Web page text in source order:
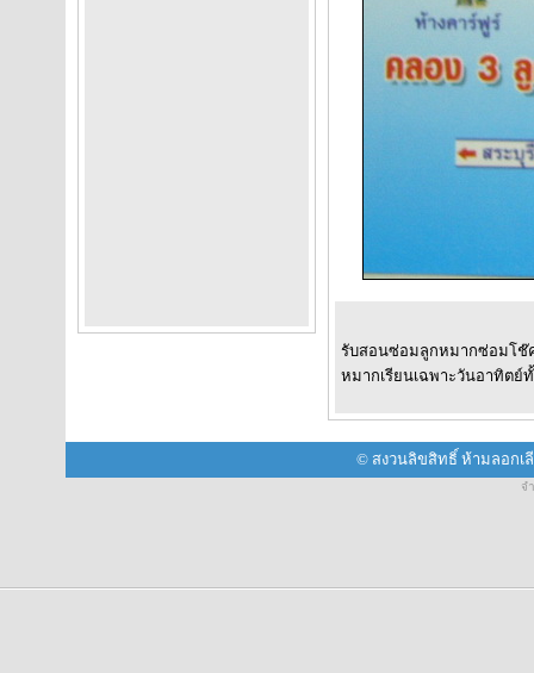
รับสอนซ่อมลูกหมากซ่อมโช๊ค
หมากเรียนเฉพาะวันอาทิตย์
© สงวนลิขสิทธิ์ ห้ามลอกเ